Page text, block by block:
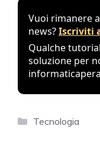
Vuoi rimanere
news?Iscriviti
Qualche
soluzione per
Categories
Tecnologia